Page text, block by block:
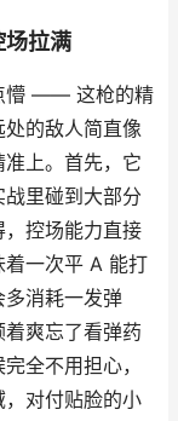
场拉满
懵 —— 这枪的精
的敌人简直像
上。首先，它
里碰到大部分
控场能力直接
着一次平 A 能打
多消耗一发弹
爽忘了看弹药
全不用担心，
对付贴脸的小